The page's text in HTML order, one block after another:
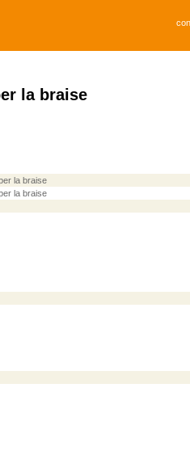
la braise
la braise
la braise